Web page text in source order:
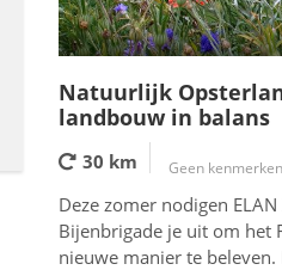
Natuurlijk
landbouw in balans
30 km Geen
Deze zomer nodigen
Bijenbrigade je uit om het
nieuwe manier te